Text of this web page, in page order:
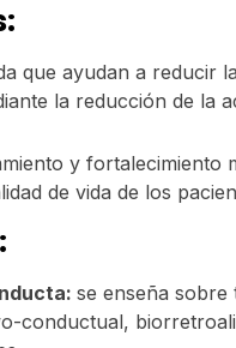
que ayudan a reducir
la reducción de la
y fortalecimiento
de vida de los
se enseña
conductual,